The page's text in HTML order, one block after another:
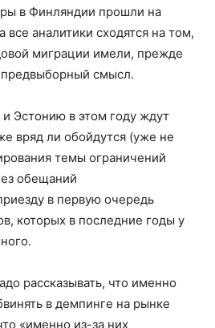
в Финляндии прошли на
аналитики сходятся на том,
миграции имели, прежде
предвыборный смысл.
Эстонию в этом году ждут
вряд ли обойдутся (уже не
темы ограничений
обещаний
в первую очередь
которых в последние годы у
рассказывать, что именно
в демпинге на рынке
«именно из-за них